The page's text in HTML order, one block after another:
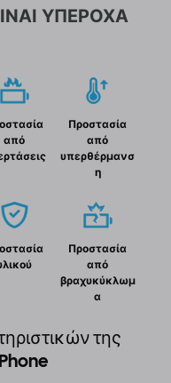
ΥΠΕΡΟΧΑ
από
Προστασία
από
υπερθέρμανσ
η
Προστασία
από
βραχυκύκλωμ
α
της